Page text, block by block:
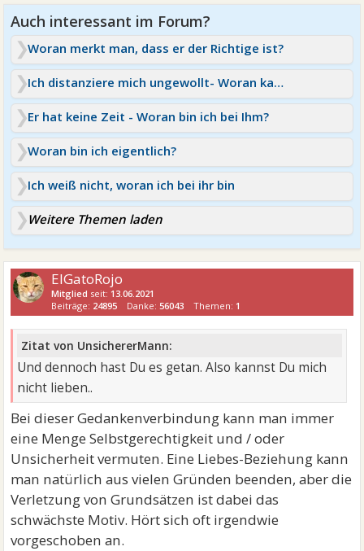
Woran merkt man, dass er der Richtige ist?
Ich distanziere mich ungewollt- Woran kann das liegen?
Er hat keine Zeit - Woran bin ich bei Ihm?
Woran bin ich eigentlich?
Ich weiß nicht, woran ich bei ihr bin
Weitere Themen laden
ElGatoRojo
Mitglied seit: 13.06.2021
Beiträge: 24895 Danke: 56043 Themen: 1
Zitat von UnsichererMann:
Und dennoch hast Du es getan. Also kannst Du mich
nicht lieben..
Bei dieser Gedankenverbindung kann man immer
eine Menge Selbstgerechtigkeit und / oder
Unsicherheit vermuten. Eine Liebes-Beziehung kann
man natürlich aus vielen Gründen beenden, aber die
Verletzung von Grundsätzen ist dabei das
schwächste Motiv. Hört sich oft irgendwie
vorgeschoben an.